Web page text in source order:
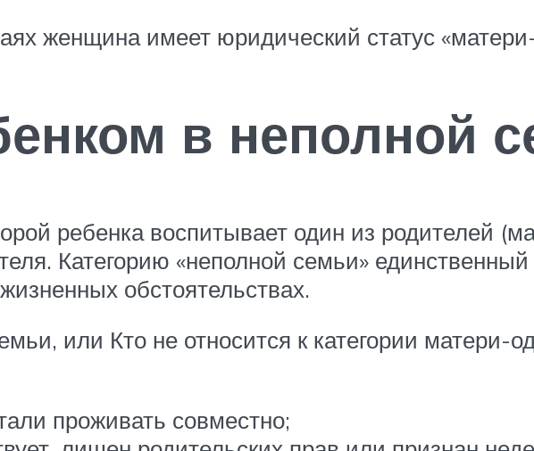
женщина имеет юридический статус
в неполной
ребенка воспитывает один из родителей
Категорию «неполной семьи»
обстоятельствах.
или Кто не относится к категории матери-
проживать совместно;